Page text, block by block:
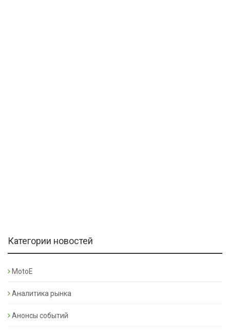
Категории новостей
MotoE
Аналитика рынка
Анонсы событий